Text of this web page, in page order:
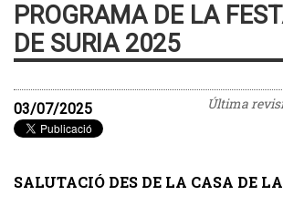
PROGRAMA DE LA
DE SURIA 2025
Última
03/07/2025
SALUTACIÓ DES DE LA CASA DE